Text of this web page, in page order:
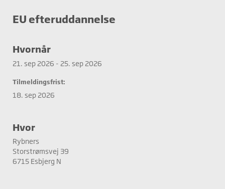
EU efteruddannelse
Hvornår
21. sep 2026 - 25. sep 2026
Tilmeldingsfrist:
18. sep 2026
Hvor
Rybners
Storstrømsvej 39
6715 Esbjerg N